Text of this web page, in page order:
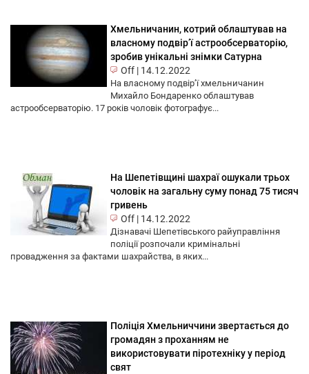
Хмельничанин, котрий облаштував на
власному подвір’ї астрообсерваторію,
зробив унікальні знімки Сатурна
Off | 14.12.2022
На власному подвір’ї хмельничанин
Михайло Бондаренко облаштував
астрообсерваторію. 17 років чоловік фотографує...
На Шепетівщині шахраї ошукали трьох
чоловік на загальну суму понад 75 тисяч
гривень
Off | 14.12.2022
Дізнавачі Шепетівського райуправління
поліції розпочали кримінальні
провадження за фактами шахрайства, в яких...
Поліція Хмельниччини звертається до
громадян з проханням не
використовувати піротехніку у період
свят